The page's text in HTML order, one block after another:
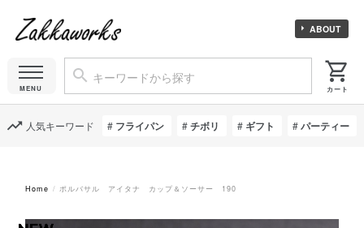
ABOUT
人気キーワード フライパン チボリ ギフト パーティー
Home ポルバサル アイタナ カップ＆ソーサー 190